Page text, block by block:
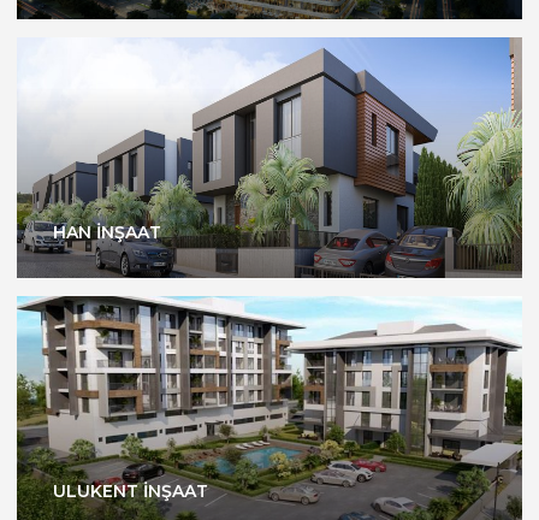
HAN İNŞAAT
ULUKENT İNŞAAT